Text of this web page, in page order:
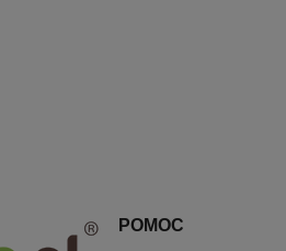
POMOC